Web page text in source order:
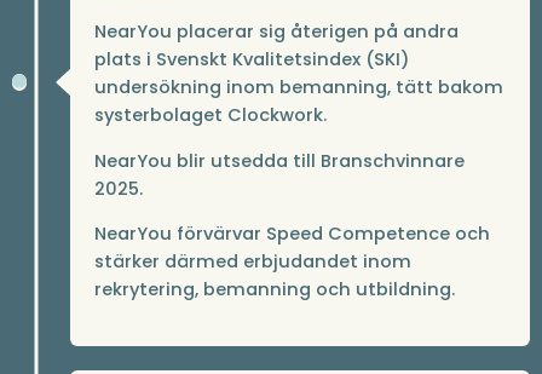
NearYou placerar sig återigen på andra
plats i Svenskt Kvalitetsindex (SKI)
undersökning inom bemanning, tätt bakom
systerbolaget Clockwork.
NearYou blir utsedda till Branschvinnare
2025.
NearYou förvärvar Speed Competence och
stärker därmed erbjudandet inom
rekrytering, bemanning och utbildning.